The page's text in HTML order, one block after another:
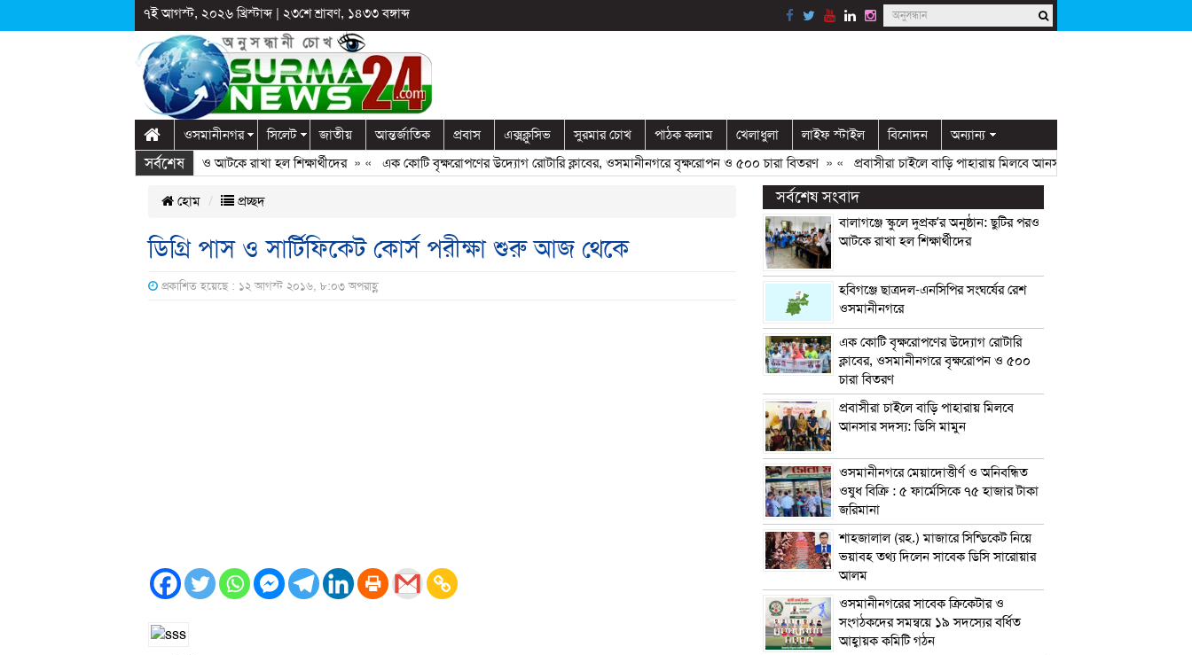
৭ই আগস্ট, ২০২৬ খ্রিস্টাব্দ| ২৩শে শ্রাবণ, ১৪৩৩ বঙ্গাব্দ
ওসমানীনগর সিলেট জাতীয় আন্তর্জাতিক প্রবাস এক্সক্লুসিভ সুরমার চোখ পাঠক কলাম খেলাধুলা লাইফ স্টাইল বিনোদন অন্যান্য
সর্বশেষ
স্কুলে দুপ্রক’র অনুষ্ঠান: ছুটির পরও আটকে রাখা হল শিক্ষার্থীদের» « এক কোটি বৃক্ষরোপণের উদ্যোগ রোটারি ক্লাবের, ওসমানীনগরে বৃক্ষরোপন ও ৫০০ চারা বিতরণ» « প্রবাসীরা চাইলে বাড়ি পাহারায় মিলবে আনসার সদস্য: ডিসি মামুন
হোম প্রচ্ছদ
ডিগ্রি পাস ও সার্টিফিকেট কোর্স পরীক্ষা শুরু আজ থেকে
প্রকাশিত হয়েছে : ১২ আগস্ট ২০১৬, ৮:০৩ অপরাহ্ণ
সর্বশেষ সংবাদ
বালাগঞ্জে স্কুলে দুপ্রক’র অনুষ্ঠান: ছুটির পরও
আটকে রাখা হল শিক্ষার্থীদের
হবিগঞ্জে ছাত্রদল-এনসিপির সংঘর্ষের রেশ
ওসমানীনগরে
এক কোটি বৃক্ষরোপণের উদ্যোগ রোটারি
ক্লাবের, ওসমানীনগরে বৃক্ষরোপন ও ৫০০
চারা বিতরণ
প্রবাসীরা চাইলে বাড়ি পাহারায় মিলবে
আনসার সদস্য: ডিসি মামুন
ওসমানীনগরে মেয়াদোত্তীর্ণ ও অনিবন্ধিত
ওষুধ বিক্রি : ৫ ফার্মেসিকে ৭৫ হাজার টাকা
জরিমানা
শাহজালাল (রহ.) মাজারে সিন্ডিকেট নিয়ে
ভয়াবহ তথ্য দিলেন সাবেক ডিসি সারোয়ার
আলম
ওসমানীনগরের সাবেক ক্রিকেটার ও
সংগঠকদের সমন্বয়ে ১৯ সদস্যের বর্ধিত
আহ্বায়ক কমিটি গঠন